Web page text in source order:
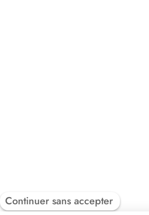
Continuer sans accepter